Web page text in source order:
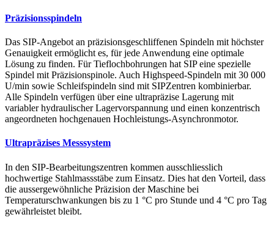
Präzisionsspindeln
Das SIP-Angebot an präzisionsgeschliffenen Spindeln mit höchster
Genauigkeit ermöglicht es, für jede Anwendung eine optimale
Lösung zu finden. Für Tieflochbohrungen hat SIP eine spezielle
Spindel mit Präzisionspinole. Auch Highspeed-Spindeln mit 30 000
U/min sowie Schleifspindeln sind mit SIPZentren kombinierbar.
Alle Spindeln verfügen über eine ultrapräzise Lagerung mit
variabler hydraulischer Lagervorspannung und einen konzentrisch
angeordneten hochgenauen Hochleistungs-Asynchronmotor.
Ultrapräzises Messsystem
In den SIP-Bearbeitungszentren kommen ausschliesslich
hochwertige Stahlmassstäbe zum Einsatz. Dies hat den Vorteil, dass
die aussergewöhnliche Präzision der Maschine bei
Temperaturschwankungen bis zu 1 °C pro Stunde und 4 °C pro Tag
gewährleistet bleibt.